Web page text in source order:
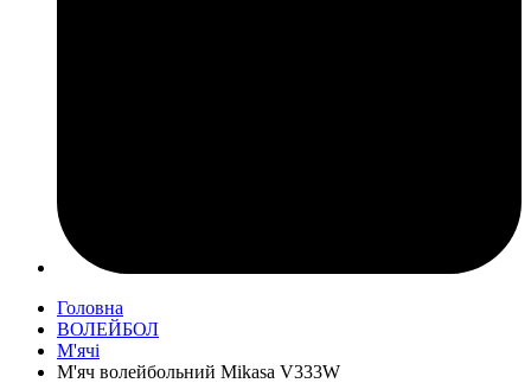
Головна
ВОЛЕЙБОЛ
М'ячі
М'яч волейбольний Mikasa V333W